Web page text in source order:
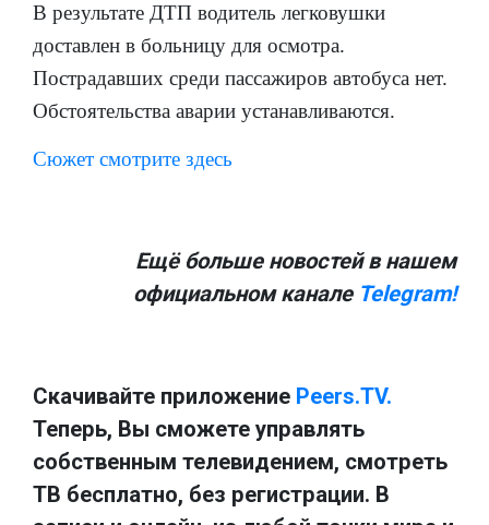
В результате ДТП водитель легковушки
доставлен в больницу для осмотра.
Пострадавших среди пассажиров автобуса нет.
Обстоятельства аварии устанавливаются.
Сюжет смотрите здесь
Ещё больше новостей в нашем
официальном канале Telegram!
Скачивайте приложение Peers.TV.
Теперь, Вы сможете управлять
собственным телевидением, смотреть
ТВ бесплатно, без регистрации. В